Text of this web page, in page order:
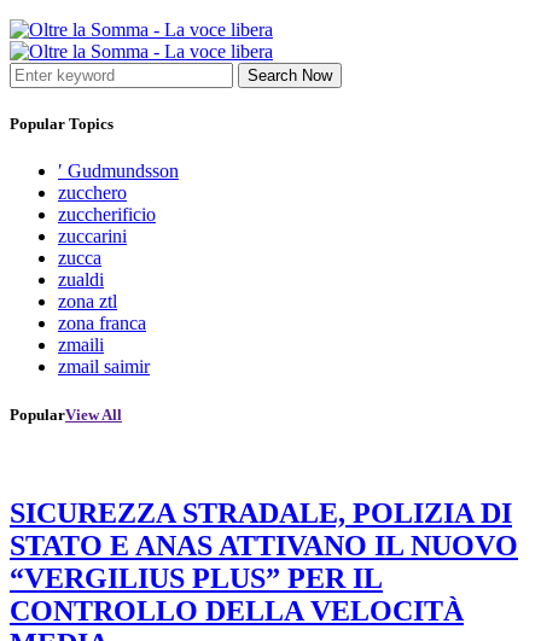
Search Now
Popular Topics
′ Gudmundsson
zucchero
zuccherificio
zuccarini
zucca
zualdi
zona ztl
zona franca
zmaili
zmail saimir
PopularView All
SICUREZZA STRADALE, POLIZIA DI
STATO E ANAS ATTIVANO IL NUOVO
“VERGILIUS PLUS” PER IL
CONTROLLO DELLA VELOCITÀ